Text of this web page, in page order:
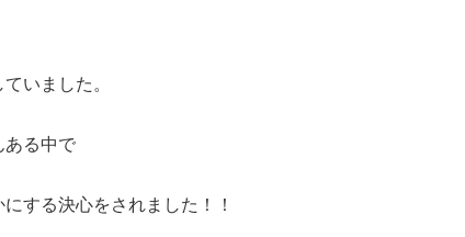
いました。
ある中で
する決心をされました！！